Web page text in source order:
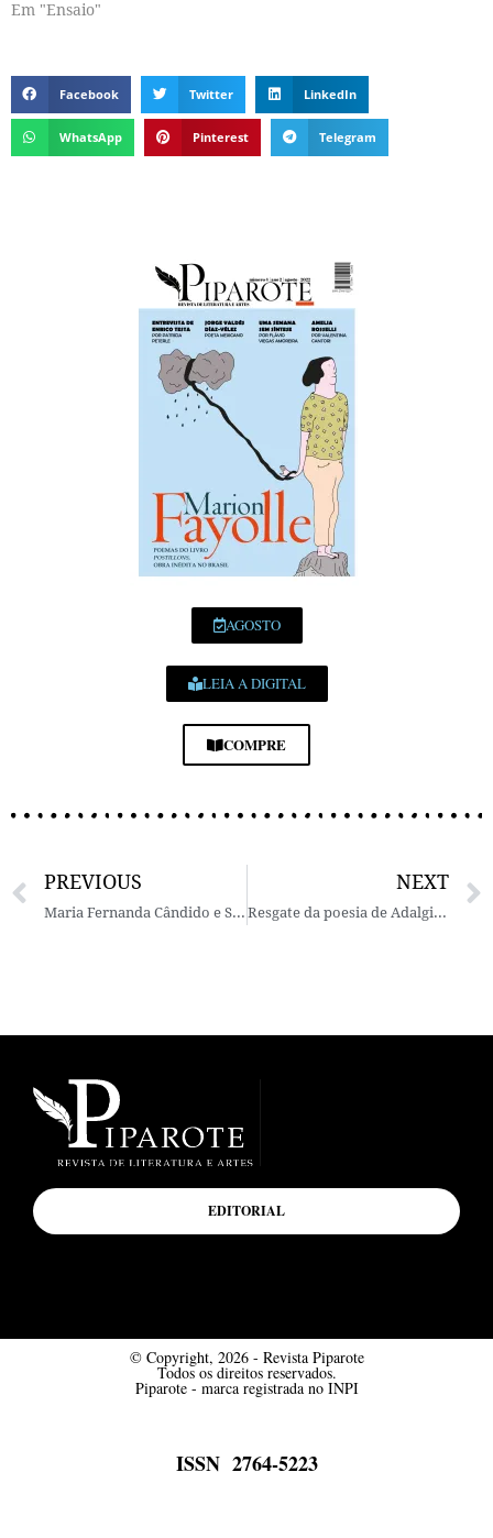
Em "Ensaio"
Facebook Twitter LinkedIn
WhatsApp Pinterest Telegram
AGOSTO
LEIA A DIGITAL
COMPRE
PREVIOUS
Maria Fernanda Cândido e Sonia Rubinsky: A tradução de Clarice Lispector em notas e sensações de um acorde perfeito
NEXT
Resgate da poesia de Adalgisa Nery após 50 anos fora de catálogo
EDITORIAL
© Copyright, 2026 - Revista Piparote
Todos os direitos reservados.
Piparote - marca registrada no INPI
ISSN 2764-5223